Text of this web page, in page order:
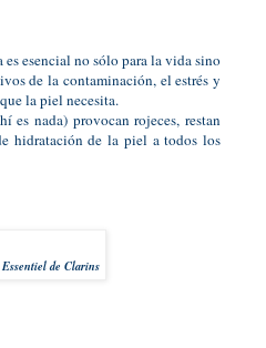
es esencial no sólo para la vida sino
de la contaminación, el estrés y
la piel necesita.
es nada) provocan rojeces, restan
hidratación de la piel a todos los
de Clarins